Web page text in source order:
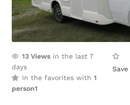
13 Views in the last 7
days
In the favorites with 1
person1
Save